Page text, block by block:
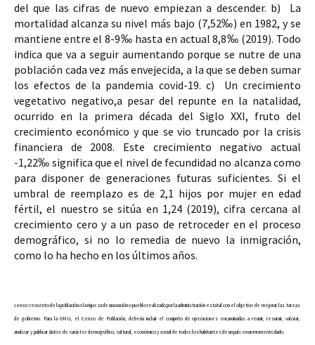
del que las cifras de nuevo empiezan a descender.
mortalidad alcanza su nivel más bajo (7,52‰) en 1982, y se
mantiene entre el 8-9‰ hasta en actual 8,8‰ (2019). Todo
indica que va a seguir aumentando porque se nutre de una
población cada vez más envejecida, a la que se deben sumar
los efectos de la pandemia covid-19. c)  Un crecimiento
vegetativo negativo,a pesar del repunte en la natalidad,
ocurrido en la primera década del Siglo XXI, fruto del
crecimiento económico y que se vio truncado por la crisis
financiera de 2008. Este crecimiento negativo actual
-1,22‰ significa que el nivel de fecundidad no alcanza como
para disponer de generaciones futuras suficientes. Si el
umbral de reemplazo es de 2,1 hijos por mujer en edad
fértil, el nuestro se sitúa en 1,24 (2019), cifra cercana al
crecimiento cero y a un paso de retroceder en el proceso
demográfico, si no lo remedia de nuevo la inmigración,
como lo ha hecho en los últimos años.
censo: recuento de la población o la riqueza de una nacíón o pueblo realizado por la administración estatal con el objetivo  de  mejorar  las  tareas
de  gobierno.  Para  la  ONU,  el  Censo  de  Población,  debería  incluir  el  conjunto  de operaciones  encaminadas  a  reunir,  resumir,  valorar,
analizar  y  publicar  datos  de  carácter  demográfico,  cultural, económico y social de todos los habitantes de un país en un momento dado.